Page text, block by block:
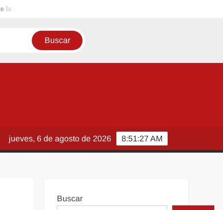
8:51:28 AM
jueves, 6 de agosto de 2026
Buscar